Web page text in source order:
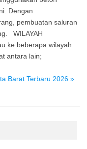
Dengan
pembuatan saluran
WILAYAH
ke beberapa wilayah
antara lain;
Barat Terbaru 2026 »